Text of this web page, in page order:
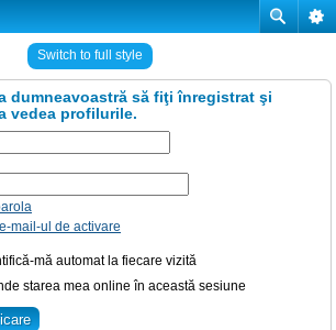
Switch to full style
dumneavoastră să fiţi înregistrat şi
vedea profilurile.
mail-ul de activare
mă automat la fiecare vizită
starea mea online în această sesiune